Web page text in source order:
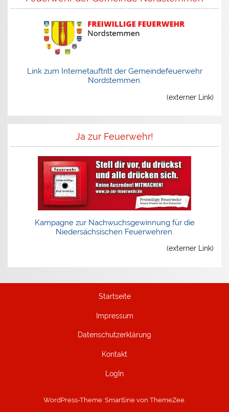
Link zum Internetauftritt der Gemeindefeuerwehr
Nordstemmen.
(externer Link)
Ja zur Feuerwehr!
Kampagne zur Nachwuchsgewinnung für die
Niedersächsischen Feuerwehren.
(externer Link)
Startseite
Impressum
Datenschutzerklärung
Kontakt
LogIn
WordPress-Theme: Smartline von ThemeZee.